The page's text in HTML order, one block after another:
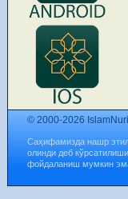
© 2000-2026
Саҳифамизда нашр
олинди деб
фойдаланиш мумкин